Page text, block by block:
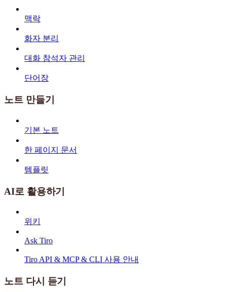
맥락
화자 분리
대화 참석자 관리
단어장
노트 만들기
기본 노트
한 페이지 문서
템플릿
AI로 활용하기
위키
Ask Tiro
Tiro API & MCP & CLI 사용 안내
노트 다시 듣기